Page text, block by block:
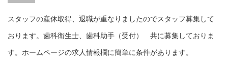
スタッフの産休取得、退職が重なりましたのでスタッフ募集して
おります。歯科衛生士、歯科助手（受付） 共に募集しておりま
す。ホームページの求人情報欄に簡単に条件があります。